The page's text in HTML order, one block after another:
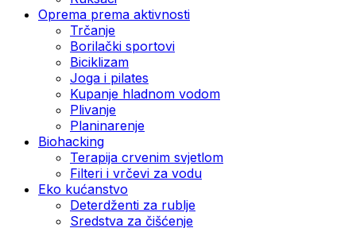
Oprema prema aktivnosti
Trčanje
Borilački sportovi
Biciklizam
Joga i pilates
Kupanje hladnom vodom
Plivanje
Planinarenje
Biohacking
Terapija crvenim svjetlom
Filteri i vrčevi za vodu
Eko kućanstvo
Deterdženti za rublje
Sredstva za čišćenje